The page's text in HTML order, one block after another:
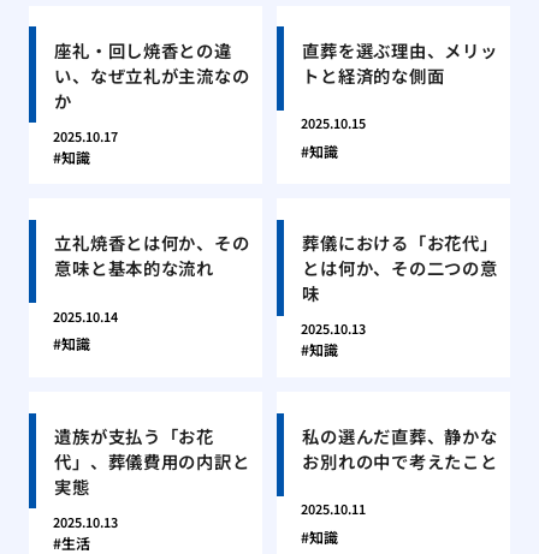
座礼・回し焼香との違
い、なぜ立礼が主流なの
か
2025.10.17
知識
直葬を選ぶ理由、メリッ
トと経済的な側面
2025.10.15
知識
立礼焼香とは何か、その
意味と基本的な流れ
2025.10.14
知識
葬儀における「お花代」
とは何か、その二つの意
味
2025.10.13
知識
遺族が支払う「お花
代」、葬儀費用の内訳と
実態
2025.10.13
生活
私の選んだ直葬、静かな
お別れの中で考えたこと
2025.10.11
知識